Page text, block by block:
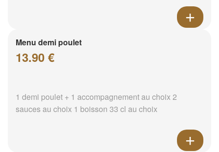
Menu demi poulet
13.90 €
1 demi poulet + 1 accompagnement au choix 2
sauces au choix 1 boisson 33 cl au choix